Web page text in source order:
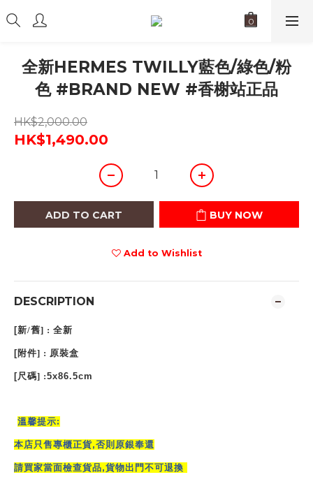
全新HERMES TWILLY藍色/綠色/粉
色 #BRAND NEW #香榭站正品
HK$2,000.00
HK$1,490.00
ADD TO CART BUY NOW
Add to Wishlist
DESCRIPTION
[新/舊] : 全新
[附件] : 原裝盒
[尺碼] :5x86.5cm
溫馨提示:
本店只售專櫃正貨,否則原銀奉還
請買家當面檢查貨品,貨物出門不可退換